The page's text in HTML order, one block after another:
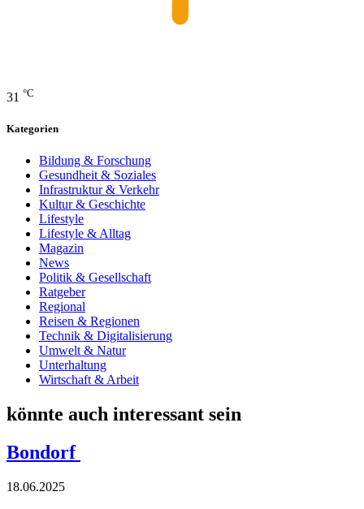
31 °C
Kategorien
Bildung & Forschung
Gesundheit & Soziales
Infrastruktur & Verkehr
Kultur & Geschichte
Lifestyle
Lifestyle & Alltag
Magazin
News
Politik & Gesellschaft
Ratgeber
Regional
Reisen & Regionen
Technik & Digitalisierung
Umwelt & Natur
Unterhaltung
Wirtschaft & Arbeit
könnte auch interessant sein
Bondorf
18.06.2025